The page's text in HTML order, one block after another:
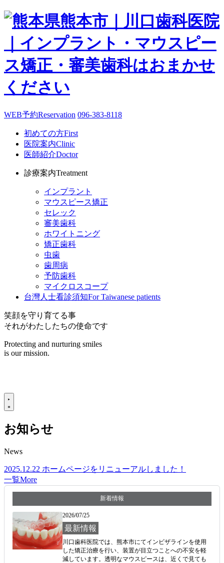
WEB予約Reservation 096-383-8118
初めての方First
医院案内Clinic
医師紹介Doctor
診療案内Treatment
インプラント
マウスピース矯正
セレック
審美歯科
ホワイトニング
矯正歯科
虫歯
歯周病
予防歯科
マイクロスコープ
台灣人士看診須知For Taiwanese patients
笑顔を守り育てる事
それがわたしたちの使命です
Protecting and nurturing smiles
is our mission.
お知らせ
News
2025.12.22 ホームページをリニューアルしました！
一覧More
新着情報
2026/07/25
最新情報
川口歯科医院では、熊本市にてインビザラインを使用
した矯正治療を行い、装置が目立つことへの不安を軽
減しています。透明なマウスピースは、近くで見ても